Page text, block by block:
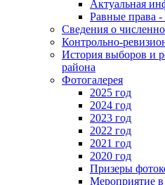
Актуальная
Равные права
Сведения о
Контрольно-
История выборов и
района
Фотогалерея
2025 год
2024 год
2023 год
2022 год
2021 год
2020 год
Призеры
Мероприятие